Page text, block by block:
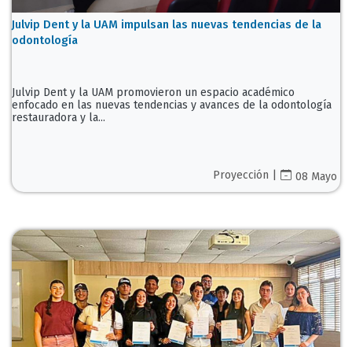
Julvip Dent y la UAM impulsan las nuevas tendencias de la
odontología
Julvip Dent y la UAM promovieron un espacio académico
enfocado en las nuevas tendencias y avances de la odontología
restauradora y la...
Proyección | 08 Mayo